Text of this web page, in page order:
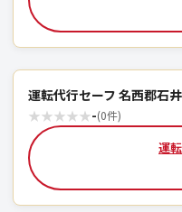
運転代行セーフ 名西郡石
★★★★★-(0件)
運